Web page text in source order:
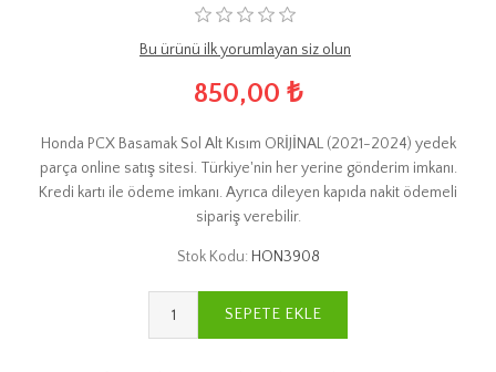
Bu ürünü ilk yorumlayan siz olun
850,00 ₺
Honda PCX Basamak Sol Alt Kısım ORİJİNAL (2021-2024) yedek
parça online satış sitesi. Türkiye'nin her yerine gönderim imkanı.
Kredi kartı ile ödeme imkanı. Ayrıca dileyen kapıda nakit ödemeli
sipariş verebilir.
Stok Kodu: HON3908
SEPETE EKLE